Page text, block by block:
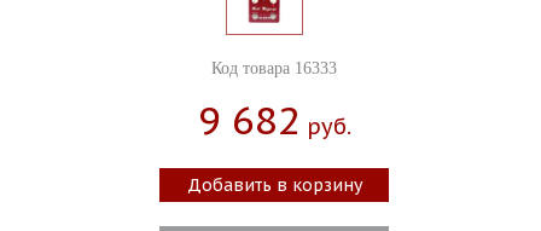
Код товара 16333
9 682 Руб.
Добавить в корзину